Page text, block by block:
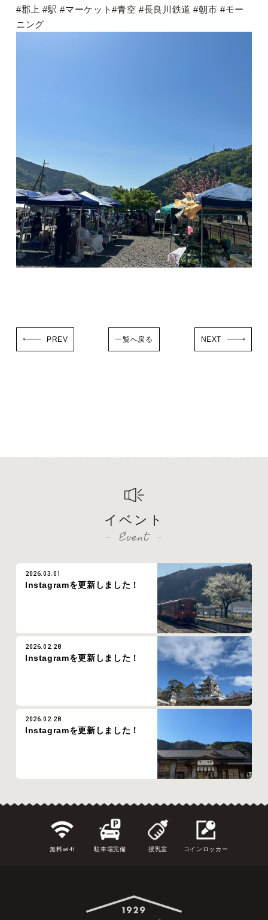
#郡上 #駅 #マーケット#青空 #長良川鉄道 #朝市 #モー
ニング
NEXT
一覧へ戻る
PREV
イベント
Event
2026.03.01
Instagramを更新しました！
2026.02.28
Instagramを更新しました！
2026.02.28
Instagramを更新しました！
無料wi-fi 駐車場完備 授乳室 コインロッカー